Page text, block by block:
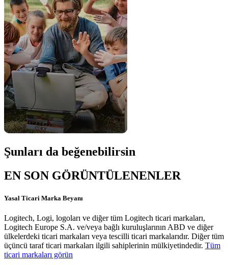
Şunları da beğenebilirsin
EN SON GÖRÜNTÜLENENLER
Yasal Ticari Marka Beyanı
Logitech, Logi, logoları ve diğer tüm Logitech ticari markaları,
Logitech Europe S.A. ve/veya bağlı kuruluşlarının ABD ve diğer
ülkelerdeki ticari markaları veya tescilli ticari markalarıdır. Diğer tüm
üçüncü taraf ticari markaları ilgili sahiplerinin mülkiyetindedir. Tüm
ticari markaları görün